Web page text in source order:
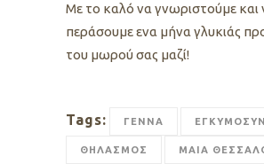
Με το καλό να γνωριστούμε και
περάσουμε ενα μήνα γλυκιάς
του μωρού σας μαζί!
Tags: ΓΕΝΝΑ
ΘΗΛΑΣΜΟΣ ΜΑΙΑ